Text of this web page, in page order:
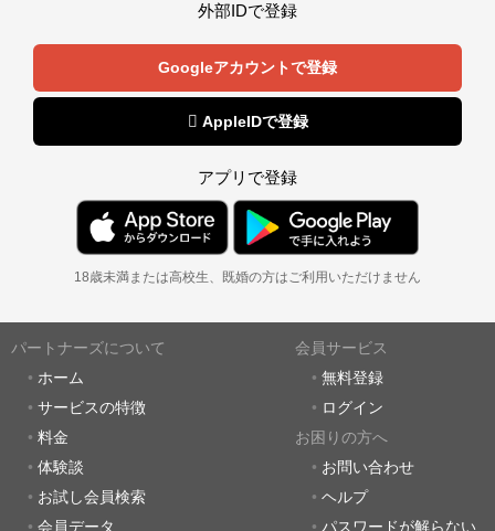
外部IDで登録
Googleアカウントで登録
 AppleIDで登録
アプリで登録
18歳未満または高校生、既婚の方はご利用いただけません
パートナーズについて
ホーム
サービスの特徴
料金
体験談
お試し会員検索
会員データ
会員サービス
無料登録
ログイン
お困りの方へ
お問い合わせ
ヘルプ
パスワードが解らない